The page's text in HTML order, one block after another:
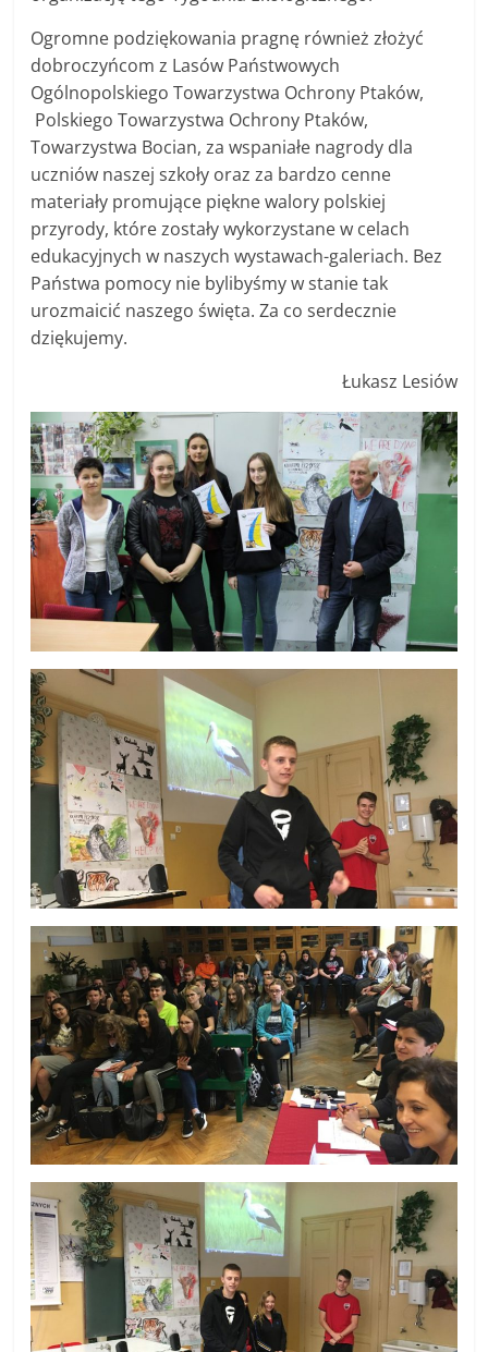
Ogromne podziękowania pragnę również złożyć
dobroczyńcom z Lasów Państwowych
Ogólnopolskiego Towarzystwa Ochrony Ptaków,
Polskiego Towarzystwa Ochrony Ptaków,
Towarzystwa Bocian, za wspaniałe nagrody dla
uczniów naszej szkoły oraz za bardzo cenne
materiały promujące piękne walory polskiej
przyrody, które zostały wykorzystane w celach
edukacyjnych w naszych wystawach-galeriach. Bez
Państwa pomocy nie bylibyśmy w stanie tak
urozmaicić naszego święta. Za co serdecznie
dziękujemy.
Łukasz Lesiów